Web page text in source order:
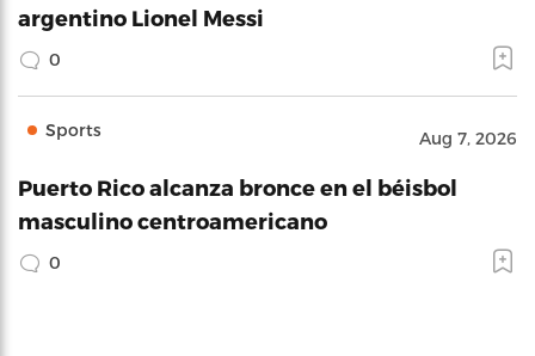
argentino Lionel Messi
0
Sports Aug 7, 2026
Puerto Rico alcanza bronce en el béisbol
masculino centroamericano
0